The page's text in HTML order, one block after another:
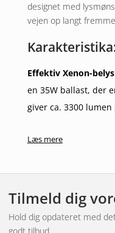
designet med
vejen op langt
Effektiv Xenon-
en 35W ballast, der
giver ca. 3300
giver et enestående
af
fri form og en klar
holdbarhed og
Komplet samlesæt:
Læs mere
Tilmeld dig
Hold dig opdateret med